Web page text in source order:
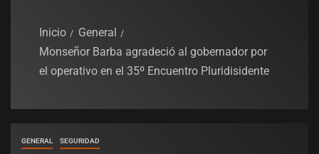
Inicio
General
Monseñor Barba agradeció al gobernador por
el operativo en el 35º Encuentro Pluridisidente
GENERAL SEGURIDAD